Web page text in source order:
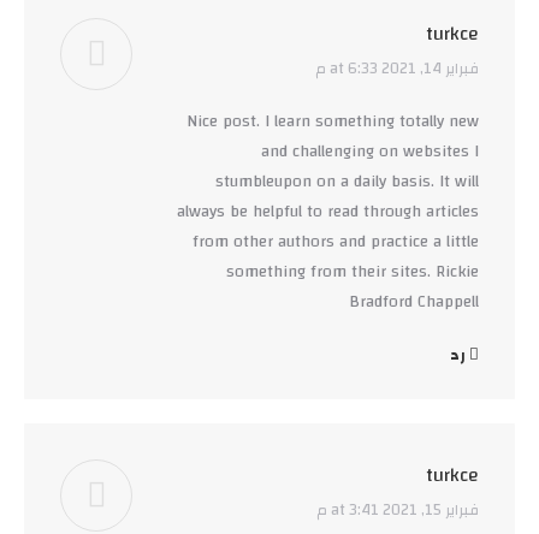
turkce
says:
فبراير 14, 2021 at 6:33 م
Nice post. I learn something totally new
and challenging on websites I
stumbleupon on a daily basis. It will
always be helpful to read through articles
from other authors and practice a little
something from their sites. Rickie
Bradford Chappell
رد
turkce
says:
فبراير 15, 2021 at 3:41 م